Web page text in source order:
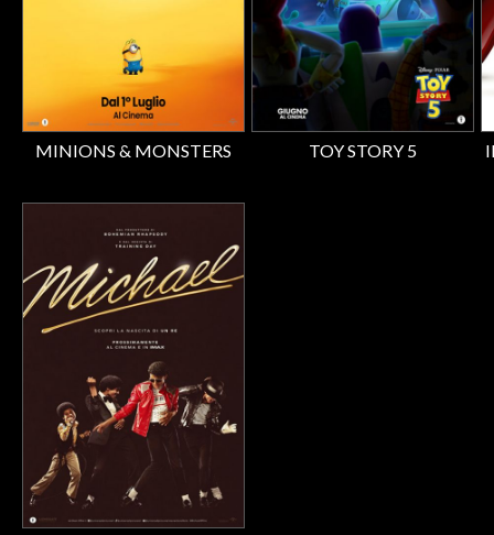
MINIONS & MONSTERS TOY STORY 5